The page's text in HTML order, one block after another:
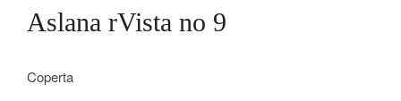
Aslana rVista no 9
Coperta